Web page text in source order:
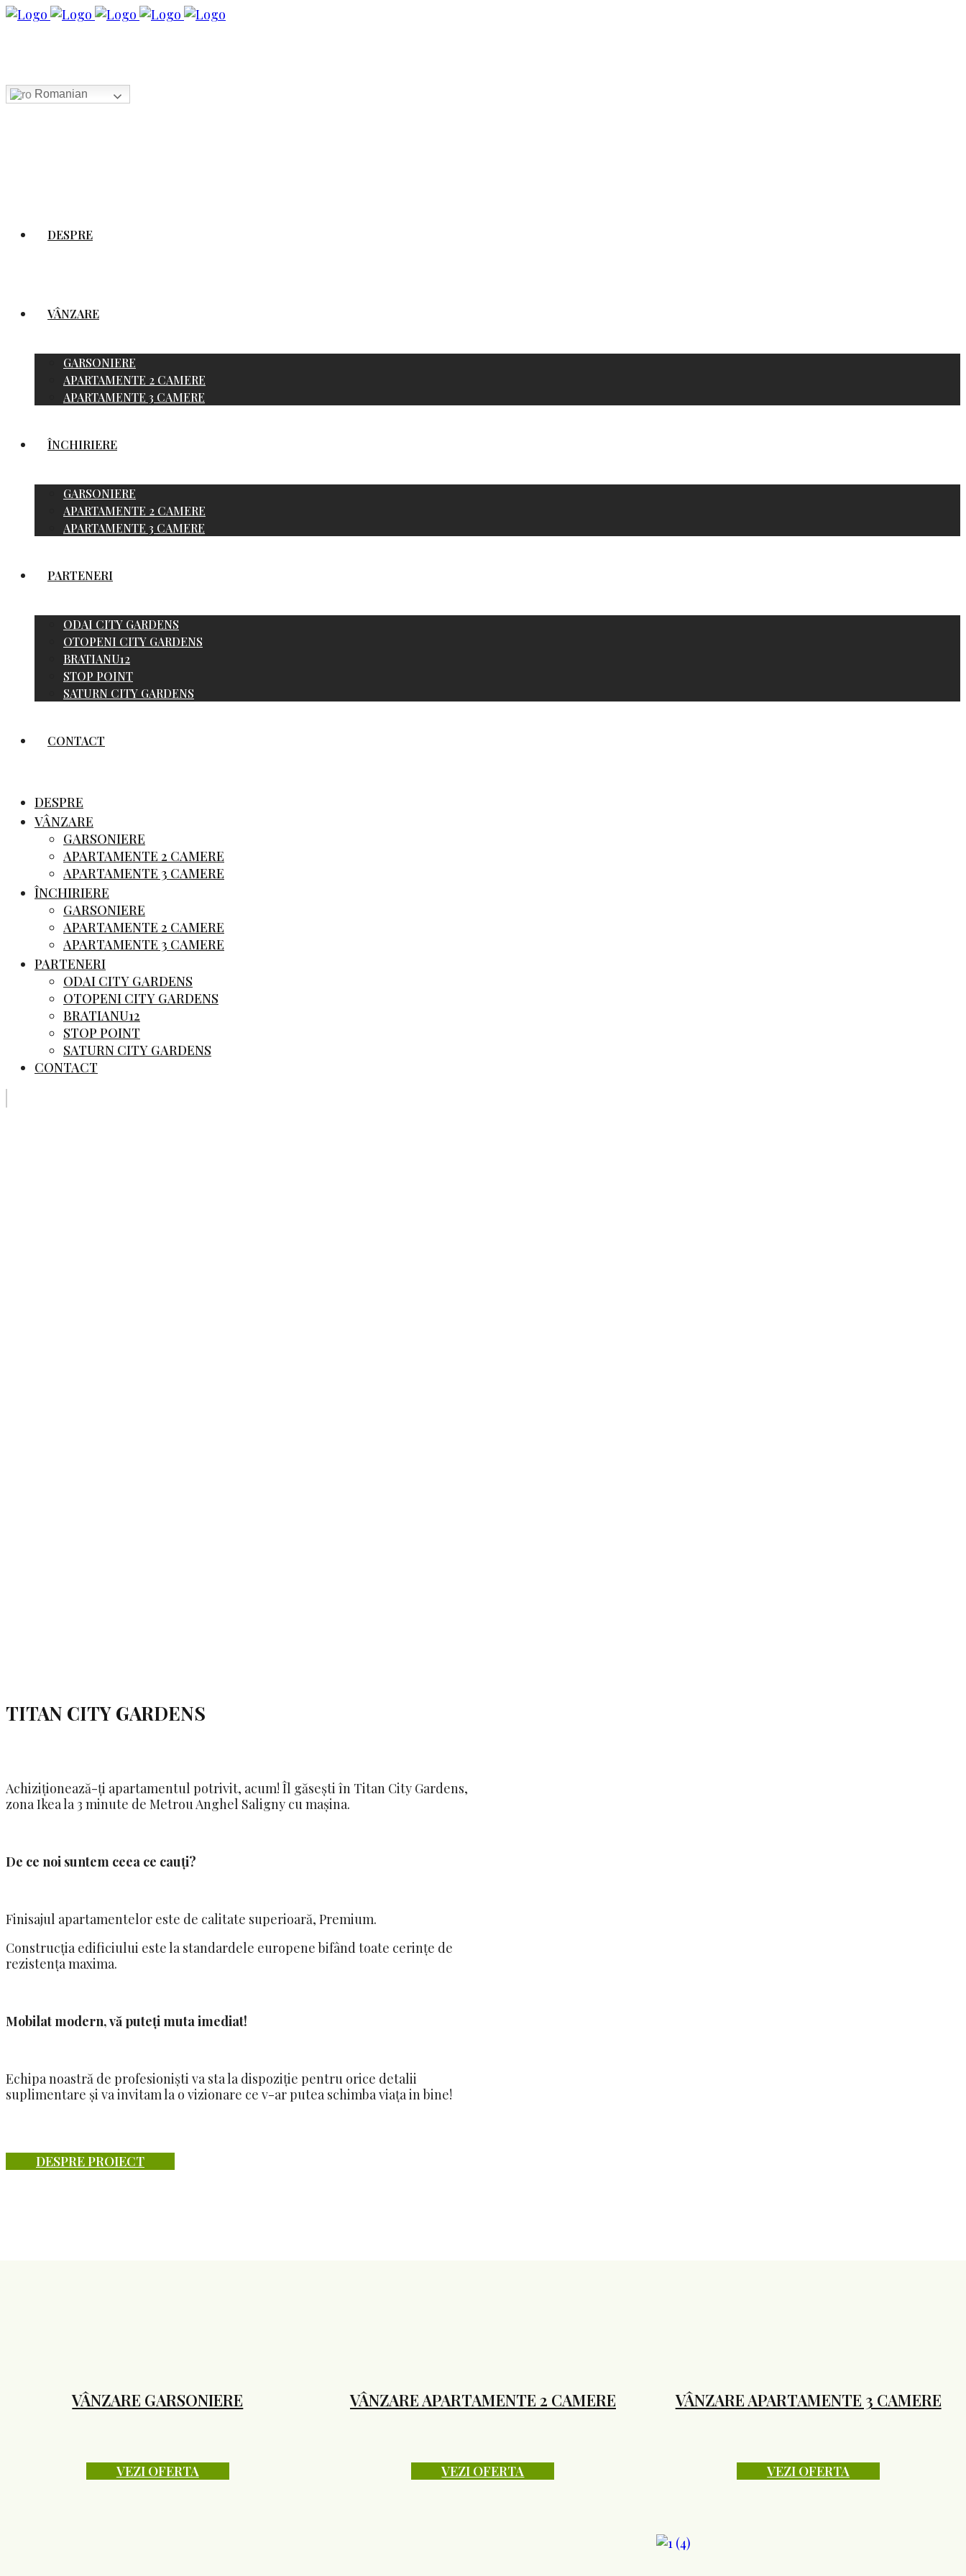
Romanian
DESPRE
VÂNZARE
GARSONIERE
APARTAMENTE 2 CAMERE
APARTAMENTE 3 CAMERE
ÎNCHIRIERE
GARSONIERE
APARTAMENTE 2 CAMERE
APARTAMENTE 3 CAMERE
PARTENERI
ODAI CITY GARDENS
OTOPENI CITY GARDENS
BRATIANU12
STOP POINT
SATURN CITY GARDENS
CONTACT
DESPRE
VÂNZARE
GARSONIERE
APARTAMENTE 2 CAMERE
APARTAMENTE 3 CAMERE
ÎNCHIRIERE
GARSONIERE
APARTAMENTE 2 CAMERE
APARTAMENTE 3 CAMERE
PARTENERI
ODAI CITY GARDENS
OTOPENI CITY GARDENS
BRATIANU12
STOP POINT
SATURN CITY GARDENS
CONTACT
TITAN CITY GARDENS
Achiziționează-ți apartamentul potrivit, acum! Îl găsești în Titan City Gardens,
zona Ikea la 3 minute de Metrou Anghel Saligny cu mașina.
De ce noi suntem ceea ce cauți?
Finisajul apartamentelor este de calitate superioară, Premium.
Construcția edificiului este la standardele europene bifând toate cerințe de
rezistența maxima.
Mobilat modern, vă puteți muta imediat!
Echipa noastră de profesioniști va sta la dispoziție pentru orice detalii
suplimentare și va invitam la o vizionare ce v-ar putea schimba viața in bine!
DESPRE PROIECT
VÂNZARE GARSONIERE
VEZI OFERTA
VÂNZARE APARTAMENTE 2 CAMERE
VEZI OFERTA
VÂNZARE APARTAMENTE 3 CAMERE
VEZI OFERTA